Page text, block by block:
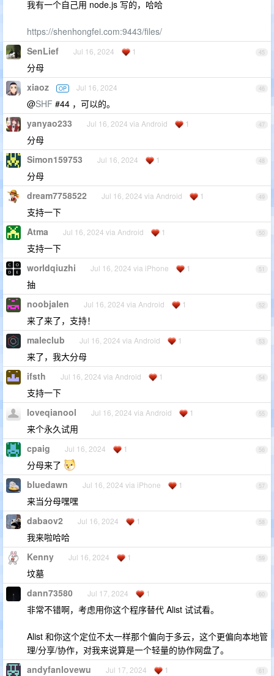
我有一个自己用 node.js 写的，哈哈
https://shenhongfei.com:9443/files/
45
SenLief Jul 16, 2024 1
分母
46
xiaoz OP Jul 16, 2024
@SHF #44 ，可以的。
47
yanyao233 Jul 16, 2024 via Android 1
分母
48
Simon159753 Jul 16, 2024 1
分母
49
dream7758522 Jul 16, 2024 via Android 1
支持一下
50
Atma Jul 16, 2024 via Android 1
支持一下
51
worldqiuzhi Jul 16, 2024 via iPhone 1
抽
52
noobjalen Jul 16, 2024 via Android 1
来了来了，支持！
53
maleclub Jul 16, 2024 via Android 1
来了，我大分母
54
ifsth Jul 16, 2024 via Android 1
支持一下
55
loveqianool Jul 16, 2024 via Android 1
来个永久试用
56
cpaig Jul 16, 2024 1
分母来了
57
bluedawn Jul 16, 2024 via iPhone 1
来当分母嘿嘿
58
dabaov2 Jul 16, 2024 1
我来啦哈哈
59
Kenny Jul 16, 2024 1
坟墓
60
dann73580 Jul 17, 2024 1
非常不错啊，考虑用你这个程序替代 Alist 试试看。
Alist 和你这个定位不太一样那个偏向于多云，这个更偏向本地管
理/分享/协作，对我来说算是一个轻量的协作网盘了。
61
andyfanlovewu Jul 17, 2024 1